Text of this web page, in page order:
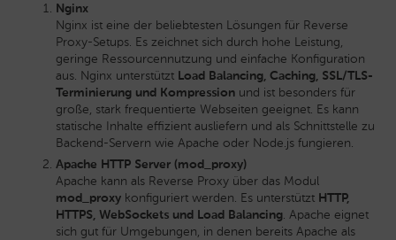
Nginx
Nginx ist eine der beliebtesten Lösungen für Reverse
Proxy-Setups. Es zeichnet sich durch hohe Leistung,
geringe Ressourcennutzung und einfache Konfiguration
aus. Nginx unterstützt Load Balancing, Caching, SSL/TLS-
Terminierung und Kompression und ist besonders für
große, stark frequentierte Webseiten geeignet. Es kann
statische Inhalte effizient ausliefern und als Schnittstelle zu
Backend-Servern wie Apache oder Node.js fungieren.
Apache HTTP Server (mod_proxy)
Apache kann als Reverse Proxy über das Modul
mod_proxy konfiguriert werden. Es unterstützt HTTP,
HTTPS, WebSockets und Load Balancing. Apache eignet
sich gut für Umgebungen, in denen bereits Apache als